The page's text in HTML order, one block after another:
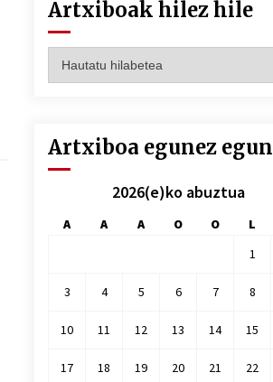
Artxiboak hilez hile
hilez
Artxiboa egunez egun
2026(e)ko abuztua
A A A O O L
1
3 4 5 6 7 8
10 11 12 13 14 15
17 18 19 20 21 22